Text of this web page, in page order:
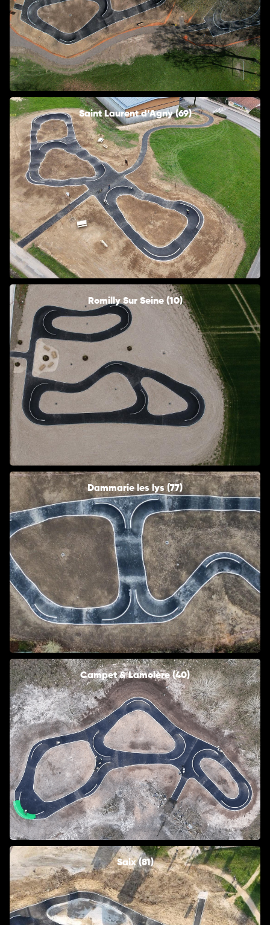
Saint Laurent d’Agny (69)
Romilly Sur Seine (10)
Dammarie les lys (77)
Campet & Lamolère (40)
Saix (81)